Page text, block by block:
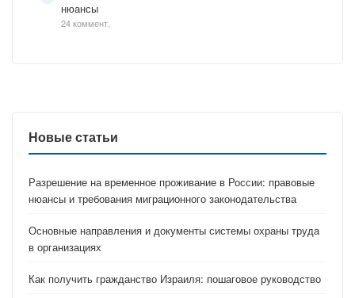
нюансы
24 коммент.
Новые статьи
Разрешение на временное проживание в России: правовые
нюансы и требования миграционного законодательства
Основные направления и документы системы охраны труда
в организациях
Как получить гражданство Израиля: пошаговое руководство